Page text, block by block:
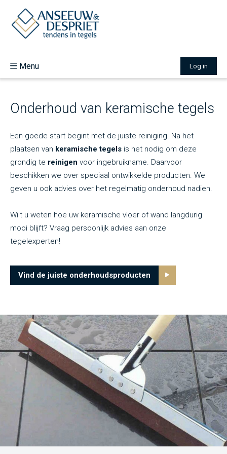
Menu
Over ons
Inspiratie
Vacatures
Contact
Log in
Onderhoud van keramische tegels
Een goede start begint met de juiste reiniging. Na het
plaatsen van keramische tegels is het nodig om deze
grondig te reinigen voor ingebruikname. Daarvoor
beschikken we over speciaal ontwikkelde producten. We
geven u ook advies over het regelmatig onderhoud nadien.
Wilt u weten hoe uw keramische vloer of wand langdurig
mooi blijft? Vraag persoonlijk advies aan onze
tegelexperten!
Vind de juiste onderhoudsproducten